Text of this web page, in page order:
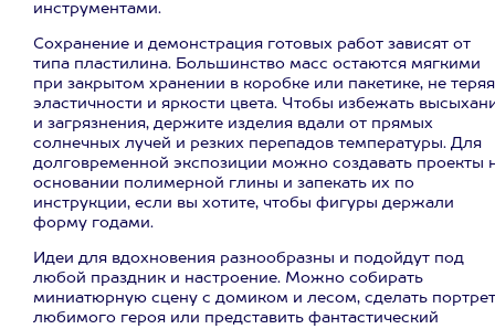
инструментами.
Сохранение и демонстрация готовых работ зависят от
типа пластилина. Большинство масс остаются мягкими
при закрытом хранении в коробке или пакетике, не теряя
эластичности и яркости цвета. Чтобы избежать
и загрязнения, держите изделия вдали от прямых
солнечных лучей и резких перепадов температуры. Для
долговременной экспозиции можно создавать проекты
основании полимерной глины и запекать их по
инструкции, если вы хотите, чтобы фигуры держали
форму годами.
Идеи для вдохновения разнообразны и подойдут под
любой праздник и настроение. Можно собирать
миниатюрную сцену с домиком и лесом, сделать портрет
любимого героя или представить фантастический